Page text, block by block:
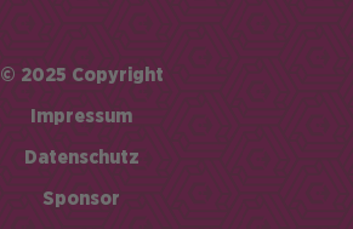
© 2025 Copyright
Impressum
Datenschutz
Sponsor